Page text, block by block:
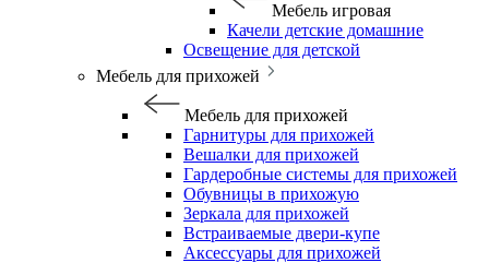
Мебель игровая
Качели детские домашние
Освещение для детской
Мебель для прихожей
Мебель для прихожей
Гарнитуры для прихожей
Вешалки для прихожей
Гардеробные системы для прихожей
Обувницы в прихожую
Зеркала для прихожей
Встраиваемые двери-купе
Аксессуары для прихожей